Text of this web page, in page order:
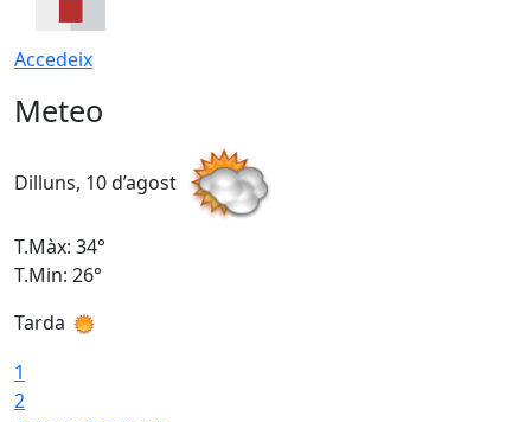
Accedeix
Meteo
Dilluns, 10 d’agost
T.Màx: 34°
T.Min: 26°
Tarda
1
2